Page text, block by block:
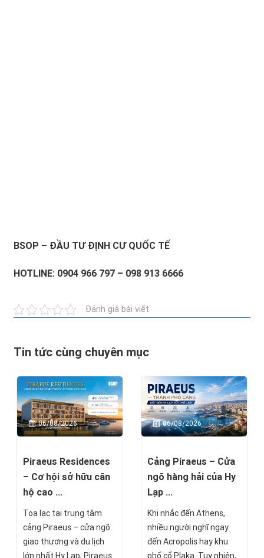
BSOP – ĐẦU TƯ ĐỊNH CƯ QUỐC TẾ
HOTLINE: 0904 966 797 – 098 913 6666
Đánh giá bài viết
Tin tức cùng chuyên mục
06/08/2026
Piraeus Residences
– Cơ hội sở hữu căn
hộ cao ...
Tọa lạc tại trung tâm
cảng Piraeus – cửa ngõ
giao thương và du lịch
lớn nhất Hy Lạp, Piraeus
06/08/2026
Cảng Piraeus – Cửa
ngõ hàng hải của Hy
Lạp ...
Khi nhắc đến Athens,
nhiều người nghĩ ngay
đến Acropolis hay khu
phố cổ Plaka. Tuy nhiên,